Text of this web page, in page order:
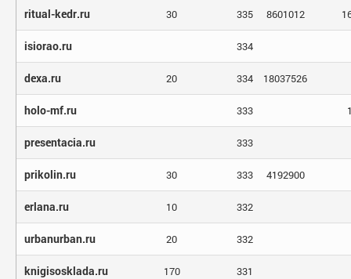
ritual-kedr.ru 30 335 8601012
isiorao.ru 334
dexa.ru 20 334 18037526
holo-mf.ru 333
presentacia.ru 333
prikolin.ru 30 333 4192900
erlana.ru 10 332
urbanurban.ru 20 332
knigisosklada.ru 170 331